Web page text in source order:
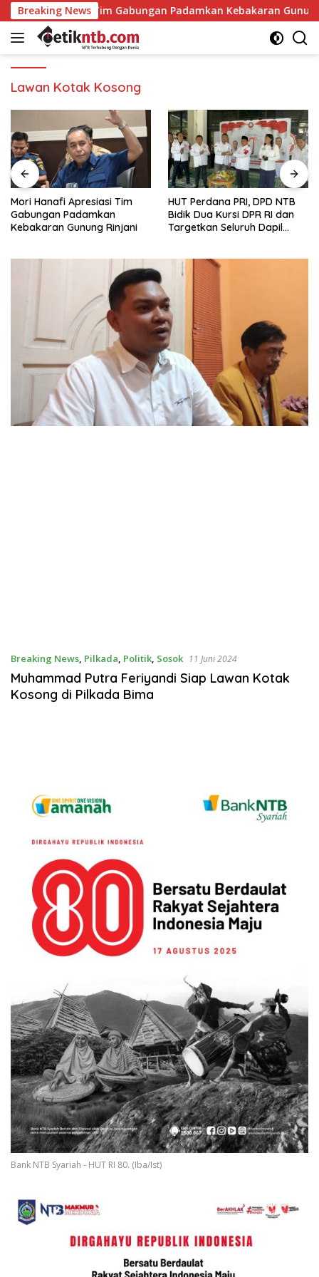
Langsung
ke
konten
Breaking News
Tim Gabungan Padamkan Kebakaran Gunung Rinjani
Lawan Kotak Kosong
HUT Perdana PRI, DPD NTB
Bidik Dua Kursi DPR RI dan
Targetkan Seluruh Dapil
Tanggapi PDIP, Syamsul Fikri:
Jangan Bangun Opini yang
Menggerus Kepercayaan
Breaking News, Pilkada, Politik, Sosok 11 Juni 2024
Muhammad Putra Feriyandi Siap Lawan Kotak
Kosong di Pilkada Bima
Bank NTB Syariah - HUT RI 80. (Iba/Ist)